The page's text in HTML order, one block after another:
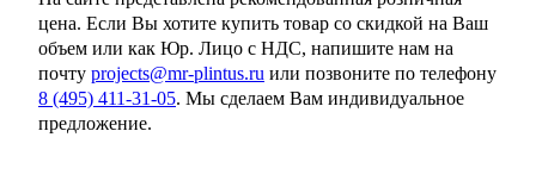
цена. Если Вы хотите купить товар со скидкой на Ваш
объем или как Юр. Лицо с НДС, напишите нам на
почту projects@mr-plintus.ru или позвоните по телефону
8 (495) 411-31-05. Мы сделаем Вам индивидуальное
предложение.